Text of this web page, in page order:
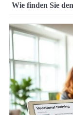
Wie finden Sie